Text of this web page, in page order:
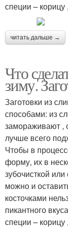
специи – корицу
читать дальше →
Что
зиму.
Заготовки из
способами: из
замораживают ,
лучше всего
Чтобы в
форму, их в
зубочисткой
можно и
косточками
пикантного
специи – корицу